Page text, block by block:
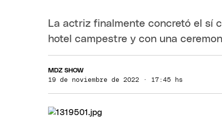
La actriz finalmente concretó el sí
hotel campestre y con una
MDZ SHOW
19 de noviembre de 2022 · 17:45 hs